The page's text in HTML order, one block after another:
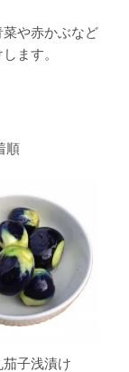
や赤かぶなど
ます。
順
茄子浅漬け